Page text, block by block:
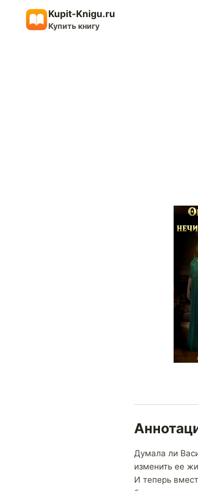
содержимому
Kupit-Knigu.ru
Купить книгу
Думала ли
изменить ее
И теперь